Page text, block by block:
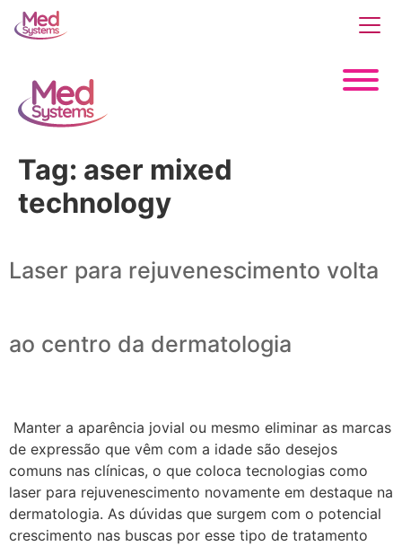
Tag: aser mixed
technology
Laser para rejuvenescimento volta
ao centro da dermatologia
Manter a aparência jovial ou mesmo eliminar as marcas
de expressão que vêm com a idade são desejos
comuns nas clínicas, o que coloca tecnologias como
laser para rejuvenescimento novamente em destaque na
dermatologia. As dúvidas que surgem com o potencial
crescimento nas buscas por esse tipo de tratamento